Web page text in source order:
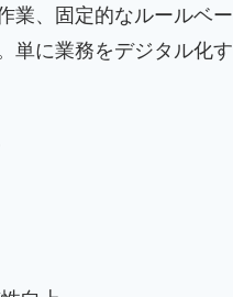
、固定的なルールベ
に業務をデジタル化